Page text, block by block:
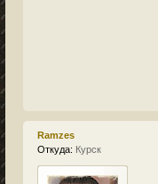
Ramzes
Откуда: Курск